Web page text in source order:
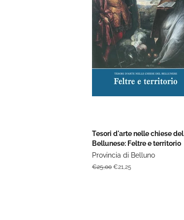
Tesori d'arte nelle chiese del
Bellunese: Feltre e territorio
Provincia di Belluno
Prezzo
€25,00 Prezzo
€21,25